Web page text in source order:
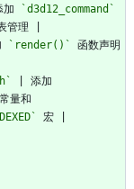
`d3d12_command`
`render()`
函数声明